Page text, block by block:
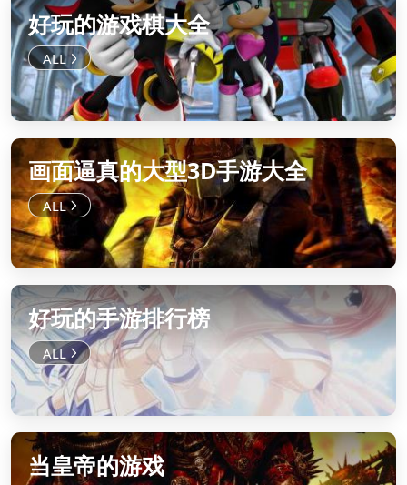
好玩的游戏棋大全
画面逼真的大型3D手游大全
好玩的手游排行榜
当皇帝的游戏